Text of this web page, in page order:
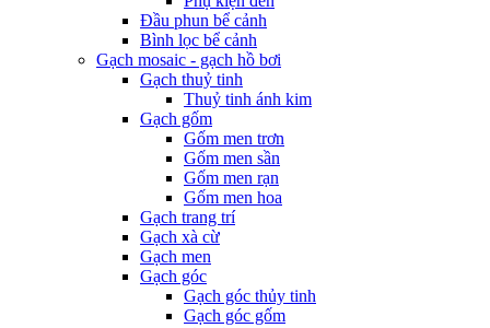
Đầu phun bể cảnh
Bình lọc bể cảnh
Gạch mosaic - gạch hồ bơi
Gạch thuỷ tinh
Thuỷ tinh ánh kim
Gạch gốm
Gốm men trơn
Gốm men sần
Gốm men rạn
Gốm men hoa
Gạch trang trí
Gạch xà cừ
Gạch men
Gạch góc
Gạch góc thủy tinh
Gạch góc gốm